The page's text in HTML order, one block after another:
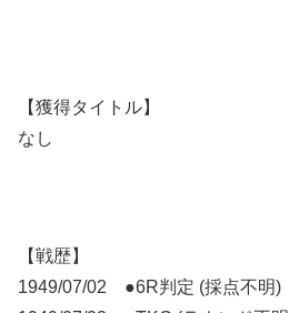
【獲得タイトル】
なし
【戦歴】
1949/07/02 ●6R判定 (採点不明)